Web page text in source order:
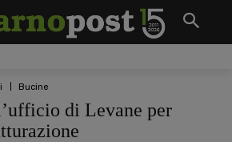
Bucine
di Levane per